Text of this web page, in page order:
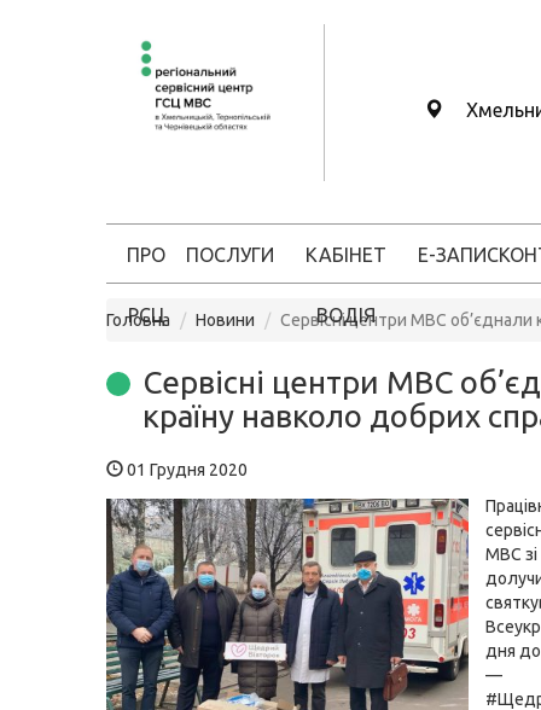
ПРО
РСЦ
ПОСЛУГИ КАБІНЕТ
ВОДІЯ
Е-ЗАПИС
Головна Новини Сервісні центри МВС об’єднали
Сервісні центри МВС
країну навколо добрих
01 Грудня 2020
МВС зі
дня
—